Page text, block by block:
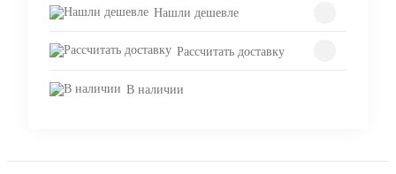
Нашли дешевле
Рассчитать доставку
В наличии